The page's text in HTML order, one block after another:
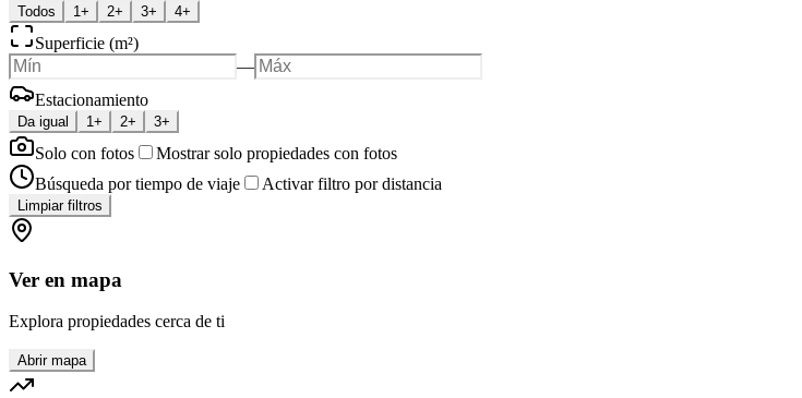
Todos 1+ 2+ 3+ 4+
Superficie (m²)
—
Estacionamiento
Da igual 1+ 2+ 3+
Solo con fotos
Mostrar solo propiedades con fotos
Búsqueda por tiempo de viaje
Activar filtro por distancia
Limpiar filtros
Ver en mapa
Explora propiedades cerca de ti
Abrir mapa